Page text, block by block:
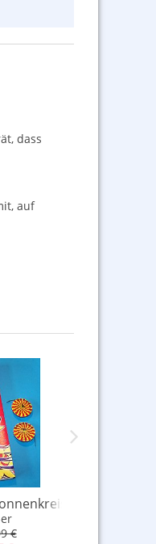
dass
auf
in Gemany alt
12er
€